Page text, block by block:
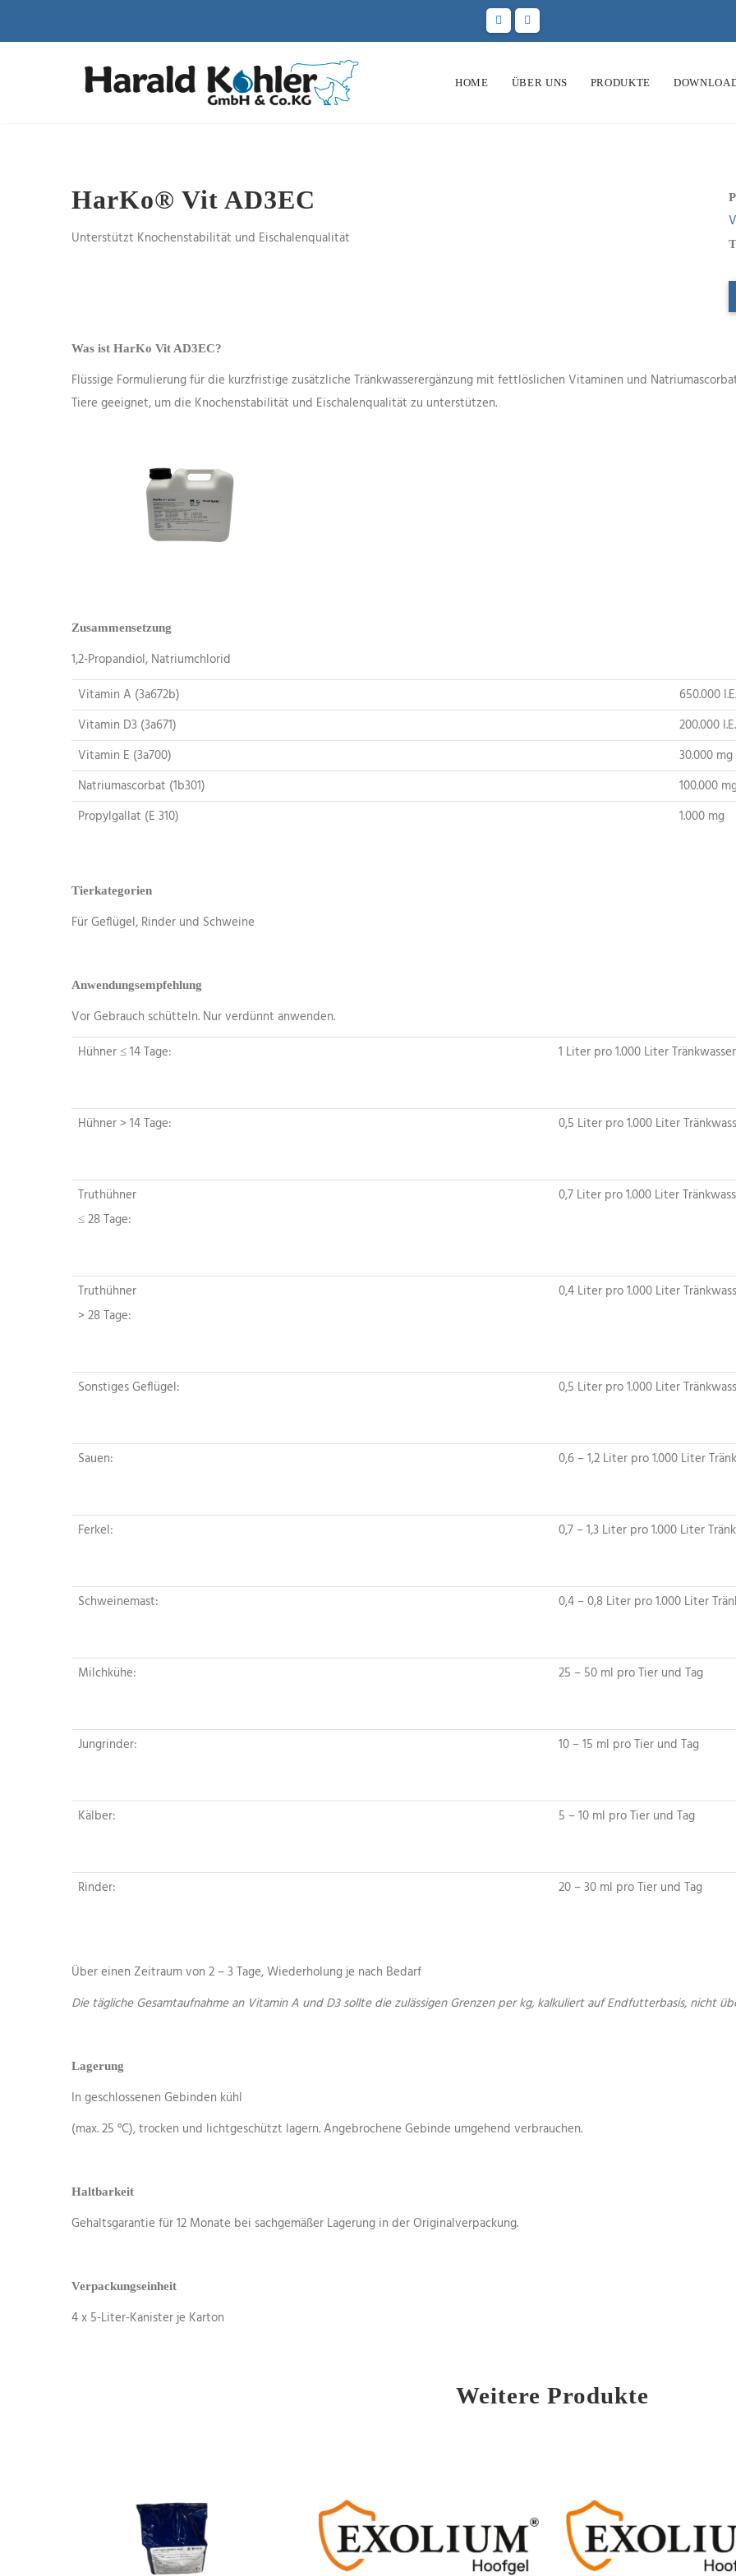
HOME ÜBER UNS PRODUKTE
HarKo® Vit AD3EC
Unterstützt Knochenstabilität und Eischalenqualität
Was ist HarKo Vit AD3EC?
Flüssige Formulierung für die kurzfristige zusätzliche Tränkwasserergänzung mit fettlöslichen Vitaminen und
Tiere geeignet, um die Knochenstabilität und Eischalenqualität zu unterstützen.
Zusammensetzung
1,2-Propandiol, Natriumchlorid
Vitamin A (3a672b)
650.000 I.E.
Vitamin D3 (3a671)
200.000 I.E.
Vitamin E (3a700)
30.000 mg
Natriumascorbat (1b301)
100.000
Propylgallat (E 310)
1.000 mg
Tierkategorien
Für Geflügel, Rinder und Schweine
Anwendungsempfehlung
Vor Gebrauch schütteln. Nur verdünnt anwenden.
Hühner ≤ 14 Tage:
1 Liter pro 1.000 Liter Tränkwasser
Hühner > 14 Tage: 0,5 Liter pro 1.000 Liter
Truthühner
≤ 28 Tage:
0,7 Liter pro 1.000 Liter
Truthühner
> 28 Tage:
0,4 Liter pro 1.000 Liter
Sonstiges Geflügel: 0,5 Liter pro 1.000 Liter
Sauen: 0,6 – 1,2 Liter pro 1.000 Liter
Ferkel: 0,7 – 1,3 Liter pro 1.000 Liter
Schweinemast: 0,4 – 0,8 Liter pro 1.000 Liter
Milchkühe: 25 – 50 ml pro Tier und Tag
Jungrinder: 10 – 15 ml pro Tier und Tag
Kälber: 5 – 10 ml pro Tier und Tag
Rinder: 20 – 30 ml pro Tier und Tag
Über einen Zeitraum von 2 – 3 Tage, Wiederholung je nach Bedarf
Die tägliche Gesamtaufnahme an Vitamin A und D3 sollte die zulässigen Grenzen per kg, kalkuliert auf Endfutterbasis, nicht
Lagerung
In geschlossenen Gebinden kühl
(max. 25 °C), trocken und lichtgeschützt lagern. Angebrochene Gebinde umgehend verbrauchen.
Haltbarkeit
Gehaltsgarantie für 12 Monate bei sachgemäßer Lagerung in der Originalverpackung.
Verpackungseinheit
4 x 5-Liter-Kanister je Karton
Weitere Produkte